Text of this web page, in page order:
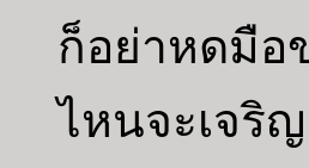
ก็อย่าหดมือ
ไหนจะเจ